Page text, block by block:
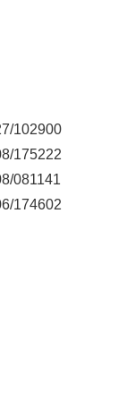
102900
175222
081141
174602